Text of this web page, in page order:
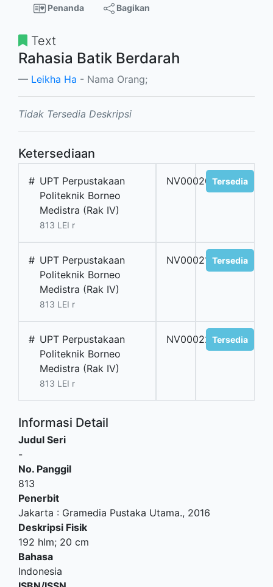
Penanda Bagikan
Text
Rahasia Batik Berdarah
Leikha Ha - Nama Orang;
Tidak Tersedia Deskripsi
Ketersediaan
# UPT Perpustakaan
Politeknik Borneo
Medistra (Rak IV)
813 LEI r
NV00020 Tersedia
# UPT Perpustakaan
Politeknik Borneo
Medistra (Rak IV)
813 LEI r
NV00021 Tersedia
# UPT Perpustakaan
Politeknik Borneo
Medistra (Rak IV)
813 LEI r
NV00022 Tersedia
Informasi Detail
Judul Seri
-
No. Panggil
813
Penerbit
Jakarta : Gramedia Pustaka Utama., 2016
Deskripsi Fisik
192 hlm; 20 cm
Bahasa
Indonesia